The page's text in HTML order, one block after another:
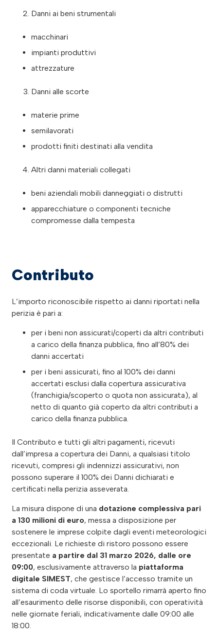
Danni ai beni strumentali
macchinari
impianti produttivi
attrezzature
Danni alle scorte
materie prime
semilavorati
prodotti finiti destinati alla vendita
Altri danni materiali collegati
beni aziendali mobili danneggiati o distrutti
apparecchiature o componenti tecniche
compromesse dalla tempesta
Contributo
L’importo riconoscibile rispetto ai danni riportati nella
perizia è pari a:
per i beni non assicurati/coperti da altri contributi
a carico della finanza pubblica, fino all’80% dei
danni accertati
per i beni assicurati, fino al 100% dei danni
accertati esclusi dalla copertura assicurativa
(franchigia/scoperto o quota non assicurata), al
netto di quanto già coperto da altri contributi a
carico della finanza pubblica.
Il Contributo e tutti gli altri pagamenti, ricevuti
dall’impresa a copertura dei Danni, a qualsiasi titolo
ricevuti, compresi gli indennizzi assicurativi, non
possono superare il 100% dei Danni dichiarati e
certificati nella perizia asseverata.
La misura dispone di una dotazione complessiva pari
a 130 milioni di euro, messa a disposizione per
sostenere le imprese colpite dagli eventi meteorologici
eccezionali. Le richieste di ristoro possono essere
presentate a partire dal 31 marzo 2026, dalle ore
09:00, esclusivamente attraverso la piattaforma
digitale SIMEST, che gestisce l’accesso tramite un
sistema di coda virtuale. Lo sportello rimarrà aperto fino
all’esaurimento delle risorse disponibili, con operatività
nelle giornate feriali, indicativamente dalle 09:00 alle
18:00.